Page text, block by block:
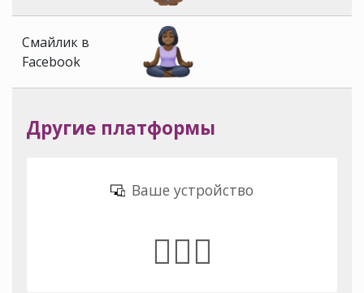
Смайлик в
Facebook
Другие платформы
Ваше устройство
🧘🏿‍♀️